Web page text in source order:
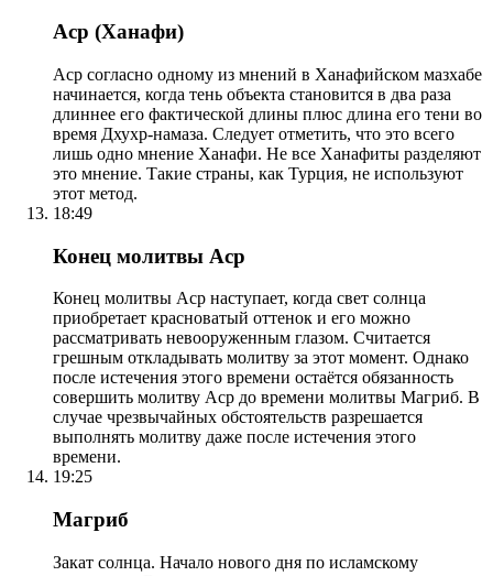
Аср (Ханафи)
Аср согласно одному из мнений в Ханафийском мазхабе
начинается, когда тень объекта становится в два раза
длиннее его фактической длины плюс длина его тени во
время Дхухр-намаза. Следует отметить, что это всего
лишь одно мнение Ханафи. Не все Ханафиты разделяют
это мнение. Такие страны, как Турция, не используют
этот метод.
18:49
Конец молитвы Аср
Конец молитвы Аср наступает, когда свет солнца
приобретает красноватый оттенок и его можно
рассматривать невооруженным глазом. Считается
грешным откладывать молитву за этот момент. Однако
после истечения этого времени остаётся обязанность
совершить молитву Аср до времени молитвы Магриб. В
случае чрезвычайных обстоятельств разрешается
выполнять молитву даже после истечения этого
времени.
19:25
Магриб
Закат солнца. Начало нового дня по исламскому